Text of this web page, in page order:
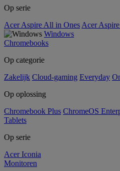
Op serie
Acer Aspire All in Ones Acer
Windows
Chromebooks
Op categorie
Zakelijk Cloud-gaming Everyday
Op oplossing
Chromebook Plus ChromeOS
Tablets
Op serie
Acer Iconia
Monitoren